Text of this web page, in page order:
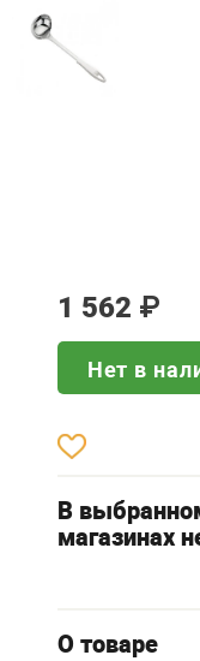
1 562 ₽
Нет в
В
магазинах
О товаре